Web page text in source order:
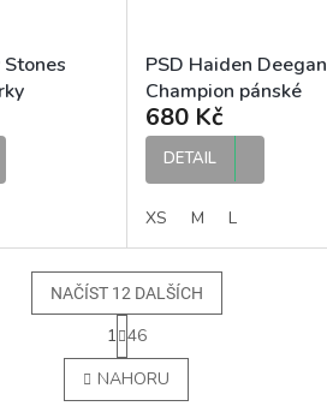
Stones
PSD Haiden Deegan
Champion pánské
boxerky
680 Kč
DETAIL
XS M L
O
v
NAČÍST 12 DALŠÍCH
S
t
r
á
n
1 46
NAHORU